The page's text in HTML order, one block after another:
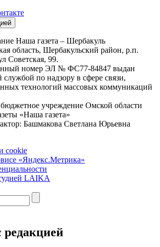
Наша газета – Шербакуль
область, Шербакульский район, р.п.
Советская, 99.
номер ЭЛ № ФС77-84847 выдан
службой по надзору в сфере связи,
технологий массовых коммуникаций
учреждение Омской области
«Наша газета»
Башмакова Светлана Юрьевна
cookie
«Яндекс.Метрика»
LAIKA
редакцией